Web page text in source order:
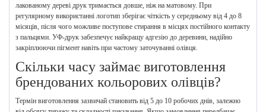
лакованому дереві друк тримається довше, ніж на матовому. При
регулярному використанні логотип зберігає чіткість у середньому від 4 до 8
місяців, після чого можливе поступове стирання в місцях постійного контакту
з пальцями. УФ-друк забезпечує найкращу адгезію до деревини, надійно
закріплюючи пігмент навіть при частому заточуванні олівця.
Скільки часу займає виготовлення
брендованих кольорових олівців?
Термін виготовлення зазвичай становить від 5 до 10 робочих днів, залежно